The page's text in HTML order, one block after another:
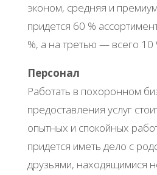
эконом, средняя и
придется 60 %
%, а на третью — всего 10
Персонал
Работать в похоронном
предоставления услуг
опытных и спокойных
придется иметь дело с
друзьями, находящимися